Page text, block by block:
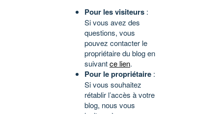
Pour les visiteurs :
Si vous avez des
questions, vous
pouvez contacter le
propriétaire du blog en
suivantce lien.
Pour le propriétaire :
Si vous souhaitez
rétablir l’accès à votre
blog, nous vous